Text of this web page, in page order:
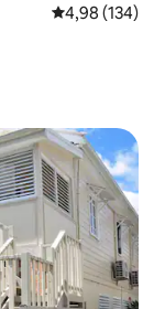
Gemiddelde
4,98 (134)